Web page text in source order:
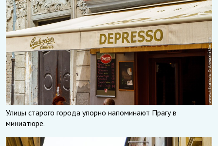
Улицы старого города упорно напоминают Прагу в
миниатюре.